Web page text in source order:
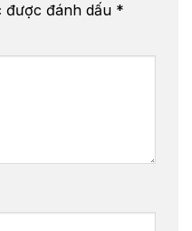
được đánh dấu *